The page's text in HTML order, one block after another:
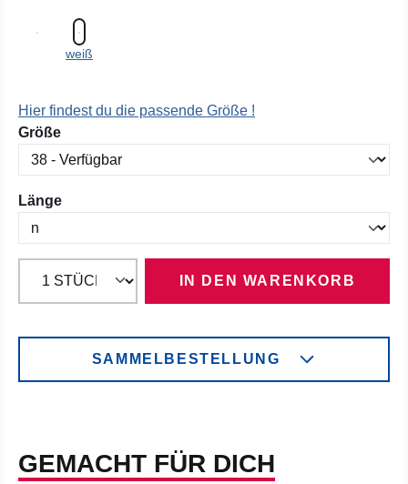
weiß
Hier findest du die passende Größe !
Größeauswählen
Längeauswählen
IN DEN WARENKORB
SAMMELBESTELLUNG
GEMACHT FÜR DICH